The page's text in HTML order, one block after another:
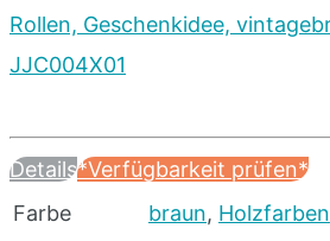
Details*Verfügbarkeit prüfen*
Farbe
braun, Holzfarben